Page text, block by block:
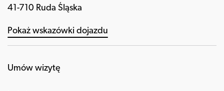
41-710 Ruda Śląska
Pokaż wskazówki dojazdu
Umów wizytę